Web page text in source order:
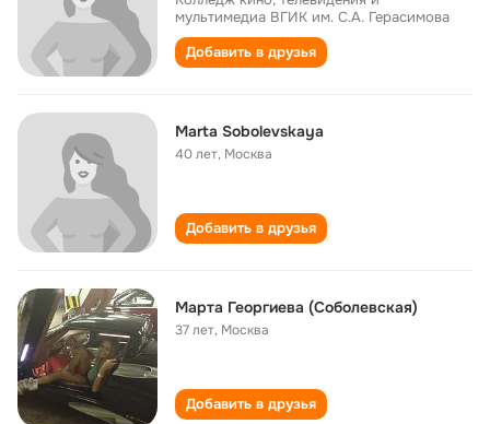
мультимедиа ВГИК им. С.А. Герасимова
Добавить в друзья
Marta Sobolevskaya
40 лет, Москва
Добавить в друзья
Марта Георгиева (Соболевская)
37 лет, Москва
Добавить в друзья